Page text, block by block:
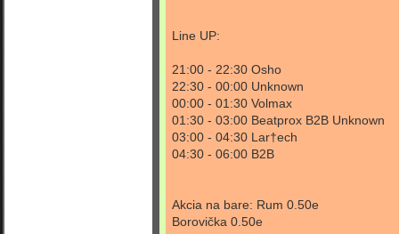
Line UP:
21:00 - 22:30 Osho
22:30 - 00:00 Unknown
00:00 - 01:30 Volmax
01:30 - 03:00 Beatprox B2B Unknown
03:00 - 04:30 Lar†ech
04:30 - 06:00 B2B
Akcia na bare: Rum 0.50e
Borovička 0.50e